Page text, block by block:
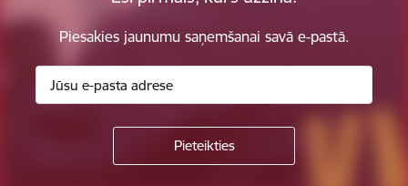
Piesakies jaunumu saņemšanai savā e-pastā.